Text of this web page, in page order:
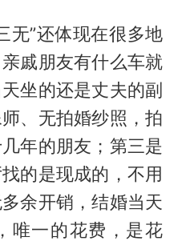
无”还体现在很多地
戚朋友有什么车就
坐的还是丈夫的副
、无拍婚纱照，拍
年的朋友；第三是
的是现成的，不用
余开销，结婚当天
唯一的花费，是花